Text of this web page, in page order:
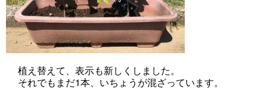
植え替えて、表示も新しくしました。
それでもまだ1本、いちょうが混ざっています。